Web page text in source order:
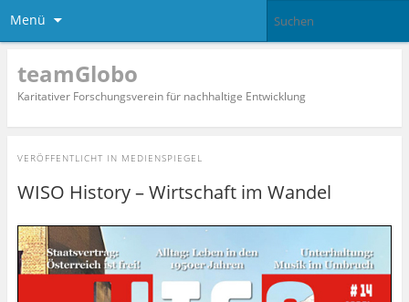
Menü
teamGlobo
Karitativer Forschungsverein für nachhaltige Entwicklung
VERÖFFENTLICHT IN MEDIENSPIEGEL
WISO History – Wirtschaft im Wandel